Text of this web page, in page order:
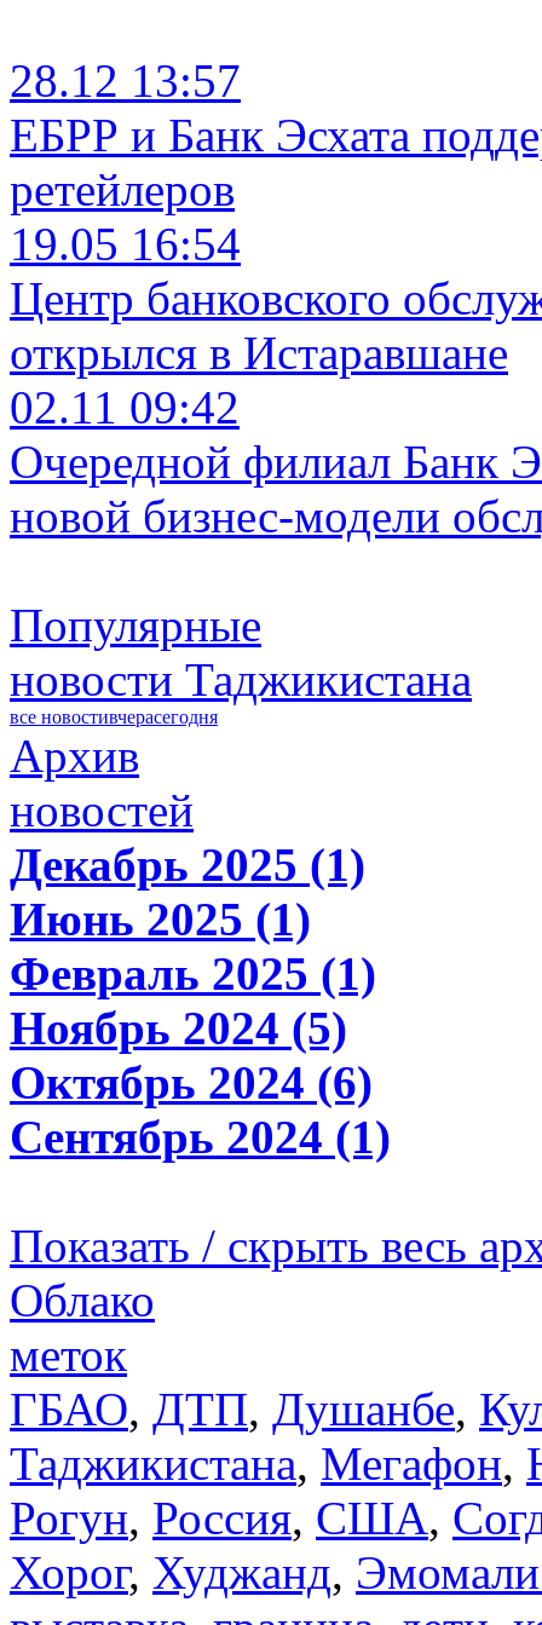
28.12 13:57
ЕБРР и Банк Эсхата
ретейлеров
19.05 16:54
Центр банковского
открылся в Истаравшане
02.11 09:42
Очередной филиал Банк
новой бизнес-модели
Популярные
новости Таджикистана
все новостивчерасегодня
Архив
новостей
Декабрь 2025 (1)
Июнь 2025 (1)
Февраль 2025 (1)
Ноябрь 2024 (5)
Октябрь 2024 (6)
Сентябрь 2024 (1)
Показать / скрыть весь
Облако
меток
ГБАО, ДТП, Душанбе,
Таджикистана, Мегафон,
Рогун, Россия, США,
Хорог, Худжанд,